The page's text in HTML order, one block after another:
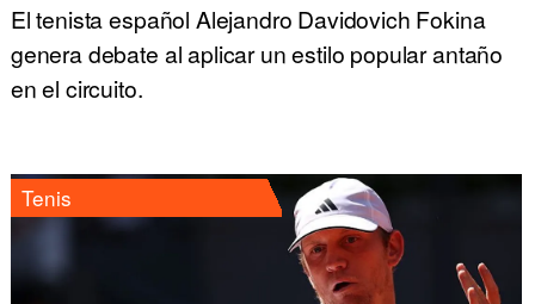
El tenista español Alejandro Davidovich Fokina
genera debate al aplicar un estilo popular antaño
en el circuito.
Tenis